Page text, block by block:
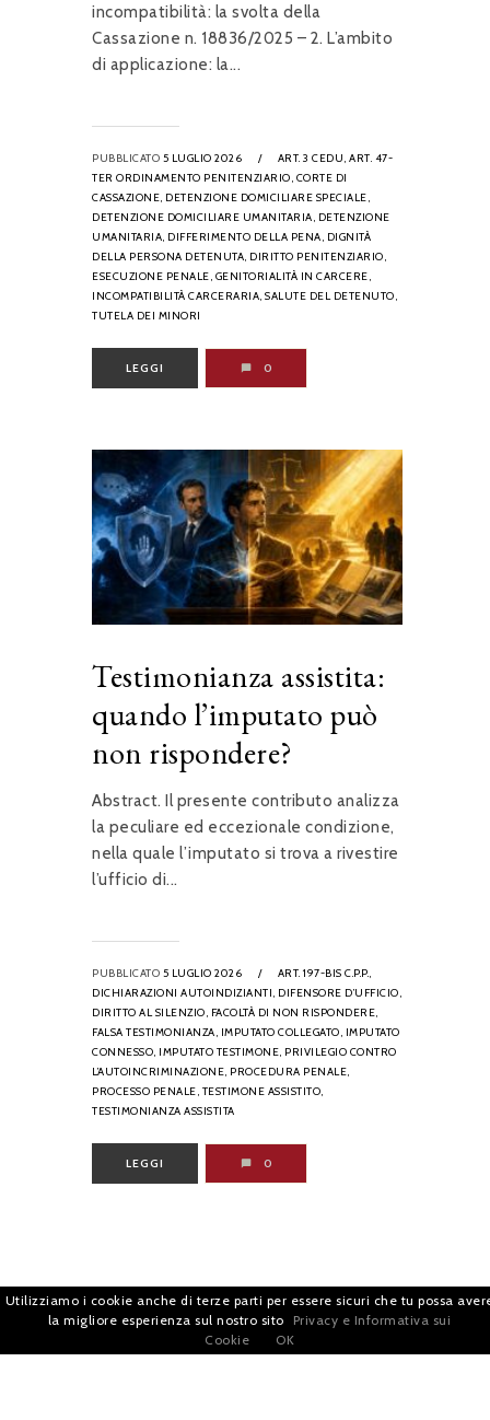
incompatibilità: la svolta della
Cassazione n. 18836/2025 – 2. L’ambito
di applicazione: la...
PUBBLICATO 5 LUGLIO 2026 / ART. 3 CEDU, ART. 47-
TER ORDINAMENTO PENITENZIARIO, CORTE DI
CASSAZIONE, DETENZIONE DOMICILIARE SPECIALE,
DETENZIONE DOMICILIARE UMANITARIA, DETENZIONE
UMANITARIA, DIFFERIMENTO DELLA PENA, DIGNITÀ
DELLA PERSONA DETENUTA, DIRITTO PENITENZIARIO,
ESECUZIONE PENALE, GENITORIALITÀ IN CARCERE,
INCOMPATIBILITÀ CARCERARIA, SALUTE DEL DETENUTO,
TUTELA DEI MINORI
LEGGI 0
Testimonianza assistita:
quando l’imputato può
non rispondere?
Abstract. Il presente contributo analizza
la peculiare ed eccezionale condizione,
nella quale l’imputato si trova a rivestire
l’ufficio di...
PUBBLICATO 5 LUGLIO 2026 /
ART. 197-BIS C.P.P.,
DICHIARAZIONI AUTOINDIZIANTI, DIFENSORE D’UFFICIO,
DIRITTO AL SILENZIO, FACOLTÀ DI NON RISPONDERE,
FALSA TESTIMONIANZA, IMPUTATO COLLEGATO, IMPUTATO
CONNESSO, IMPUTATO TESTIMONE, PRIVILEGIO CONTRO
L’AUTOINCRIMINAZIONE, PROCEDURA PENALE,
PROCESSO PENALE, TESTIMONE ASSISTITO,
TESTIMONIANZA ASSISTITA
LEGGI 0
Utilizziamo i cookie anche di terze parti per essere sicuri che tu possa
la migliore esperienza sul nostro sito
Privacy e Informativa sui
Cookie
OK